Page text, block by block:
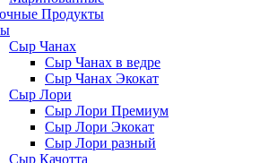
Продукты
Сыр Чанах
Сыр Чанах в ведре
Сыр Чанах Экокат
Сыр Лори
Сыр Лори Премиум
Сыр Лори Экокат
Сыр Лори разный
Сыр Качотта